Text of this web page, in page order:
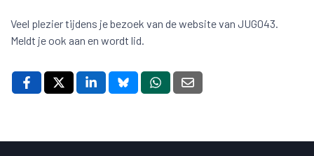
Veel plezier tijdens je bezoek van de website van JUG043.
Meldt je ook aan en wordt lid.